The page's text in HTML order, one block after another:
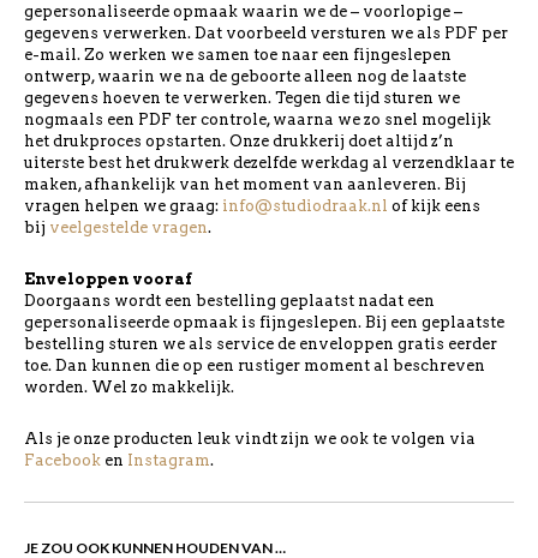
gepersonaliseerde opmaak waarin we de – voorlopige –
gegevens verwerken. Dat voorbeeld versturen we als PDF per
e-mail. Zo werken we samen toe naar een fijngeslepen
ontwerp, waarin we na de geboorte alleen nog de laatste
gegevens hoeven te verwerken. Tegen die tijd sturen we
nogmaals een PDF ter controle, waarna we zo snel mogelijk
het drukproces opstarten. Onze drukkerij doet altijd z’n
uiterste best het drukwerk dezelfde werkdag al verzendklaar te
maken, afhankelijk van het moment van aanleveren. Bij
vragen helpen we graag: info@studiodraak.nl of kijk eens
bij veelgestelde vragen.
Enveloppen vooraf
Doorgaans wordt een bestelling geplaatst nadat een
gepersonaliseerde opmaak is fijngeslepen. Bij een geplaatste
bestelling sturen we als service de enveloppen gratis eerder
toe. Dan kunnen die op een rustiger moment al beschreven
worden. Wel zo makkelijk.
Als je onze producten leuk vindt zijn we ook te volgen via
Facebook en Instagram.
JE ZOU OOK KUNNEN HOUDEN VAN …